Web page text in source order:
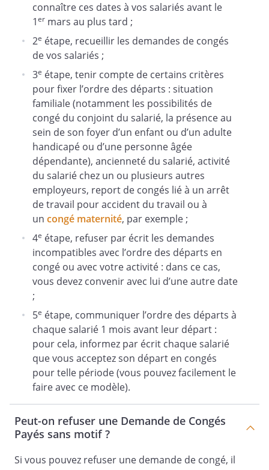
connaître ces dates à vos salariés avant le
1er mars au plus tard ;
2e étape, recueillir les demandes de congés
de vos salariés ;
3e étape, tenir compte de certains critères
pour fixer l’ordre des départs : situation
familiale (notamment les possibilités de
congé du conjoint du salarié, la présence au
sein de son foyer d’un enfant ou d’un adulte
handicapé ou d’une personne âgée
dépendante), ancienneté du salarié, activité
du salarié chez un ou plusieurs autres
employeurs, report de congés lié à un arrêt
de travail pour accident du travail ou à
un congé maternité, par exemple ;
4e étape, refuser par écrit les demandes
incompatibles avec l’ordre des départs en
congé ou avec votre activité : dans ce cas,
vous devez convenir avec lui d’une autre date
;
5e étape, communiquer l’ordre des départs à
chaque salarié 1 mois avant leur départ :
pour cela, informez par écrit chaque salarié
que vous acceptez son départ en congés
pour telle période (vous pouvez facilement le
faire avec ce modèle).
Peut-on refuser une Demande de Congés
Payés sans motif ?
Si vous pouvez refuser une demande de congé, il